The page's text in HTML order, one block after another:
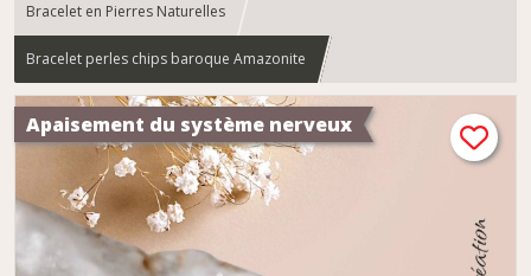
Bracelet en Pierres Naturelles
Bracelet perles chips baroque Amazonite
Apaisement du système nerveux